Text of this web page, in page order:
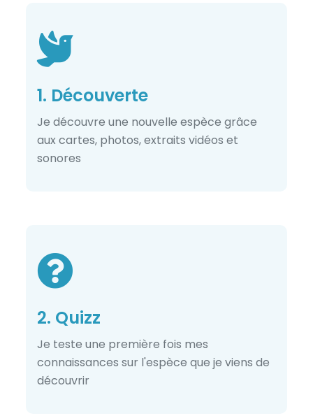
1. Découverte
Je découvre une nouvelle espèce grâce
aux cartes, photos, extraits vidéos et
sonores
2. Quizz
Je teste une première fois mes
connaissances sur l'espèce que je viens de
découvrir